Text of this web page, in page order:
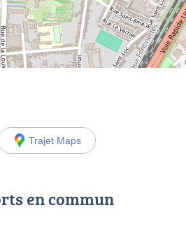
Trajet Maps
en commun